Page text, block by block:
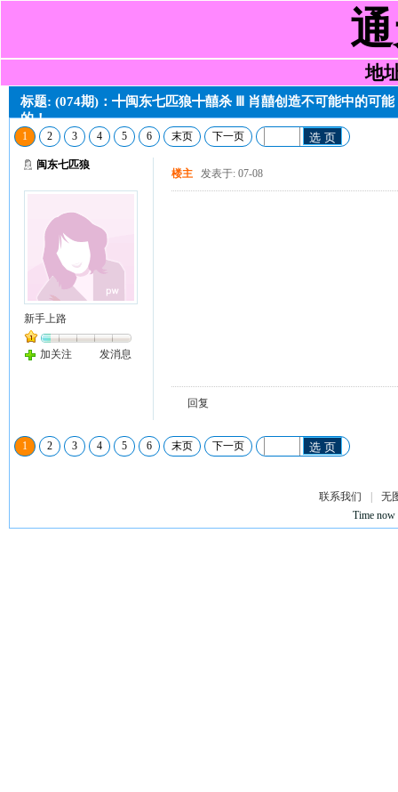
地
标题: (074期)：╋闽东七匹狼╋囍杀 Ⅲ 肖囍创造不可能中的可能
的！
1 2 3 4 5 6 末页 下一页 选 页
闽东七匹狼
新手上路
加关注 发消息
楼主 发表于: 07-08
回复
1 2 3 4 5 6 末页 下一页 选 页
联系我们
无
Time now